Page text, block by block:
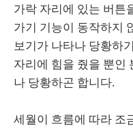
가락 자리에 있는 버튼
가기 기능이 동작하지
보기가 나타나 당황하
자리에 힘을 줬을 뿐인
나 당황하곤 합니다.
세월이 흐름에 따라 조